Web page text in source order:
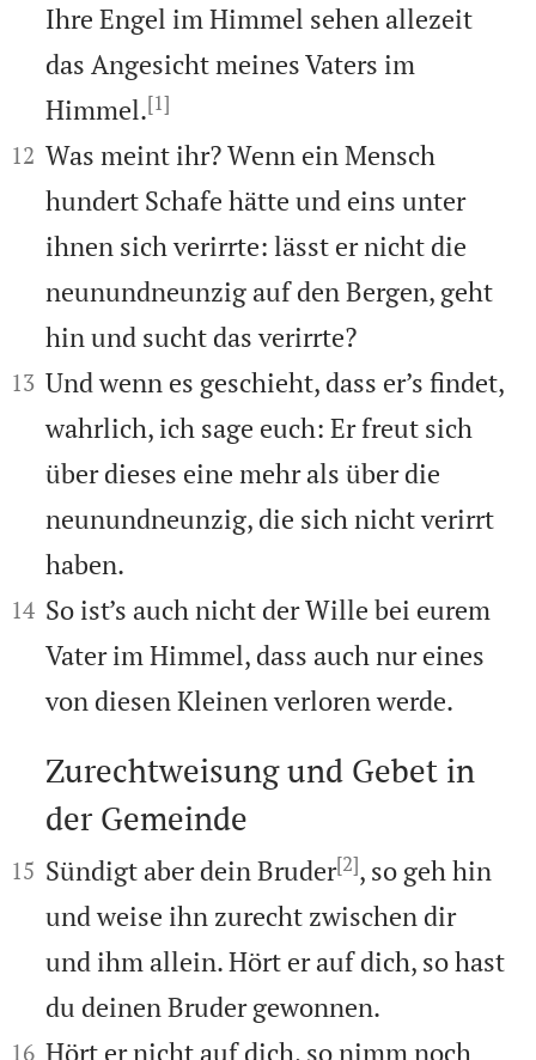
Ihre Engel im Himmel sehen allezeit
das Angesicht meines Vaters im
Himmel.[1]

12 Was meint ihr? Wenn ein Mensch
hundert Schafe hätte und eins unter
ihnen sich verirrte: lässt er nicht die
neunundneunzig auf den Bergen, geht
hin und sucht das verirrte?


13 Und wenn es geschieht, dass er’s findet,
wahrlich, ich sage euch: Er freut sich
über dieses eine mehr als über die
neunundneunzig, die sich nicht verirrt
haben.


14 So ist’s auch nicht der Wille bei eurem
Vater im Himmel, dass auch nur eines
von diesen Kleinen verloren werde.


Zurechtweisung und Gebet in
der Gemeinde

15 Sündigt aber dein Bruder[2], so geh hin
und weise ihn zurecht zwischen dir
und ihm allein. Hört er auf dich, so hast
du deinen Bruder gewonnen.


16 Hört er nicht auf dich, so nimm noch
